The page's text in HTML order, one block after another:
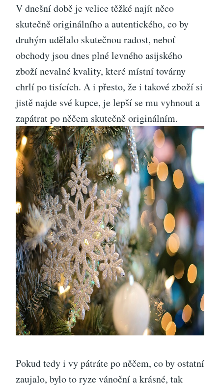
V dnešní době je velice těžké najít něco
skutečně originálního a autentického, co by
druhým udělalo skutečnou radost, neboť
obchody jsou dnes plné levného asijského
zboží nevalné kvality, které místní továrny
chrlí po tisících. A i přesto, že i takové zboží si
jistě najde své kupce, je lepší se mu vyhnout a
zapátrat po něčem skutečně originálním.
Pokud tedy i vy pátráte po něčem, co by ostatní
zaujalo, bylo to ryze vánoční a krásné, tak